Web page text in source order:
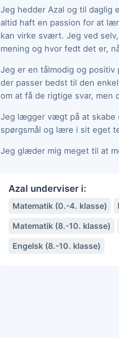
Jeg hedder Azal og til daglig
altid haft en passion for at
kan virke svært. Jeg ved
mening og hvor fedt det er,
Jeg er en tålmodig og
der passer bedst til den
om at få de rigtige svar, men
Jeg lægger vægt på at skabe
spørgsmål og lære i sit eget
Jeg glæder mig meget til at
Azal underviser i:
Matematik (0.-4. klasse)
Matematik (8.-10. klasse)
Engelsk (8.-10. klasse)